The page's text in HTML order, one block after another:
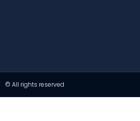
© All rights reserved